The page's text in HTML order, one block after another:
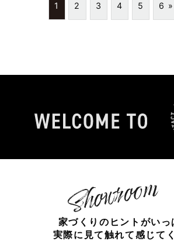
1 2 3 4 5 6 »
家づくりのヒントがいっ
実際に見て触れて感じて